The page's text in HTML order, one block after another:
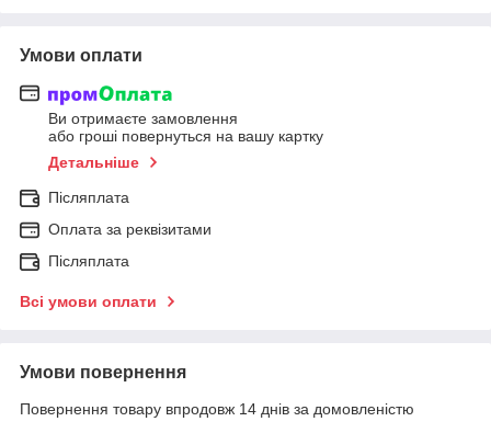
Умови оплати
Ви отримаєте замовлення
або гроші повернуться на вашу картку
Детальніше
Післяплата
Оплата за реквізитами
Післяплата
Всі умови оплати
Умови повернення
Повернення товару впродовж 14 днів за домовленістю